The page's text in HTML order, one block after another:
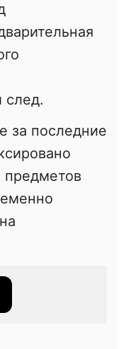
след.
за последние
предметов